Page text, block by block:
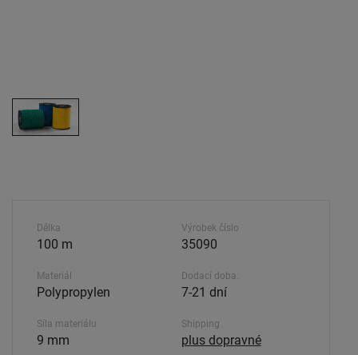
Délka
100 m
Materiál
Polypropylen
Síla materiálu
9 mm
Výrobek číslo
35090
Dodací doba.
7-21 dní
Shipping
plus dopravné